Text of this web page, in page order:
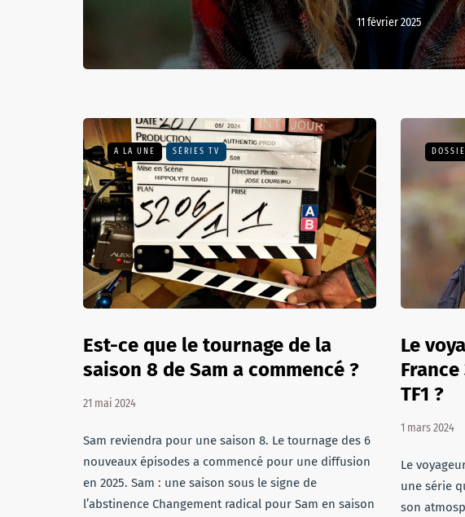
11 février 2025
A LA UNE SÉRIES TV
Est-ce que le tournage de la
saison 8 de Sam a commencé ?
21 mai 2024
Sam reviendra pour une saison 8. Le tournage des 6
nouveaux épisodes a commencé pour une diffusion
en 2025. Sam : une saison sous le signe de
l’abstinence Changement radical pour Sam en saison
Le
TF1 ?
1 mars 2024
Le
une série
son